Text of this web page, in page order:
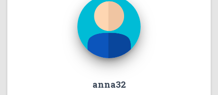
anna32